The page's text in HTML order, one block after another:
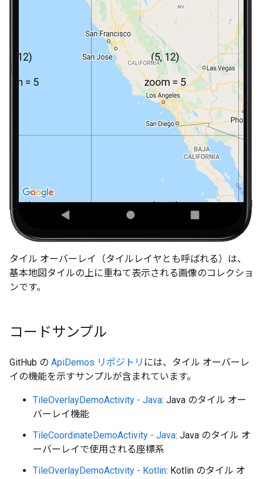
タイル オーバーレイ（タイルレイヤとも呼ばれる）は、
基本地図タイルの上に重ねて表示される画像のコレクショ
ンです。
コードサンプル
GitHub の ApiDemos リポジトリ には、タイル オーバーレ
イの機能を示すサンプルが含まれています。
TileOverlayDemoActivity - Java: Java のタイル オー
バーレイ機能
TileCoordinateDemoActivity - Java: Java のタイル オ
ーバーレイで使用される座標系
TileOverlayDemoActivity - Kotlin: Kotlin のタイル オ